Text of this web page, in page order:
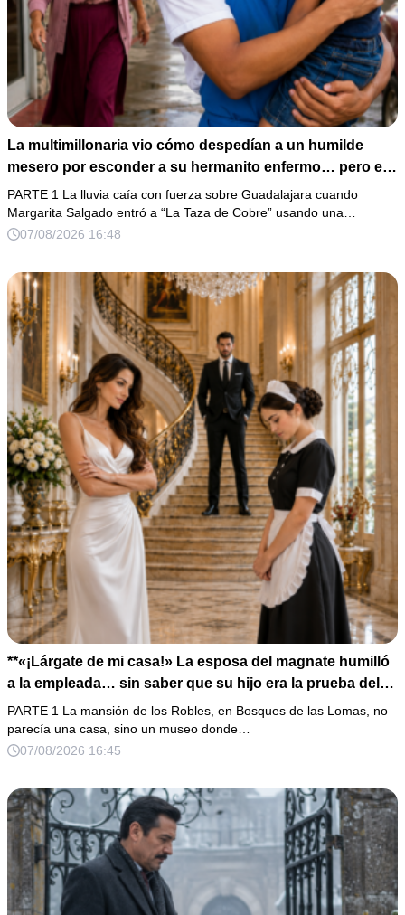
La multimillonaria vio cómo despedían a un humilde
mesero por esconder a su hermanito enfermo… pero el
verdadero escándalo estaba a punto de estallar.
PARTE 1 La lluvia caía con fuerza sobre Guadalajara cuando
Margarita Salgado entró a “La Taza de Cobre” usando una…
07/08/2026 16:48
**«¡Lárgate de mi casa!» La esposa del magnate humilló
a la empleada… sin saber que su hijo era la prueba del
secreto que todos habían enterrado*
PARTE 1 La mansión de los Robles, en Bosques de las Lomas, no
parecía una casa, sino un museo donde…
07/08/2026 16:45